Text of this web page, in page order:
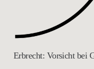
Erbrecht: Vorsicht bei